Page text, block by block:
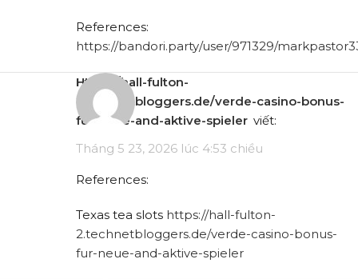
References:
https://bandori.party/user/971329/
https://hall-fulton-
2.technetbloggers.de/verde-casino-bonus-
fur-neue-and-aktive-spieler viết:
Tháng 5 23, 2026 lúc 4:53 chiều
References:
Texas tea slots https://hall-fulton-
2.technetbloggers.de/verde-casino-bonus-
fur-neue-and-aktive-spieler